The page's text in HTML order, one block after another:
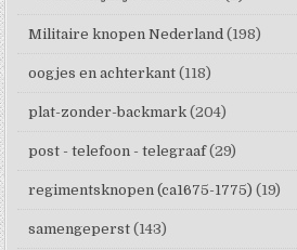
Militaire knopen Nederland (198)
oogjes en achterkant (118)
plat-zonder-backmark (204)
post - telefoon - telegraaf (29)
regimentsknopen (ca1675-1775) (19)
samengeperst (143)